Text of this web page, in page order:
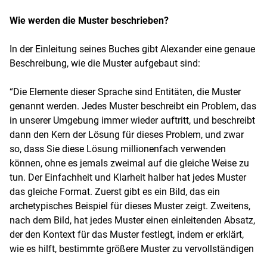
Wie werden die Muster beschrieben?
In der Einleitung seines Buches gibt Alexander eine genaue
Beschreibung, wie die Muster aufgebaut sind:
“Die Elemente dieser Sprache sind Entitäten, die Muster
genannt werden. Jedes Muster beschreibt ein Problem, das
in unserer Umgebung immer wieder auftritt, und beschreibt
dann den Kern der Lösung für dieses Problem, und zwar
so, dass Sie diese Lösung millionenfach verwenden
können, ohne es jemals zweimal auf die gleiche Weise zu
tun. Der Einfachheit und Klarheit halber hat jedes Muster
das gleiche Format. Zuerst gibt es ein Bild, das ein
archetypisches Beispiel für dieses Muster zeigt. Zweitens,
nach dem Bild, hat jedes Muster einen einleitenden Absatz,
der den Kontext für das Muster festlegt, indem er erklärt,
wie es hilft, bestimmte größere Muster zu vervollständigen